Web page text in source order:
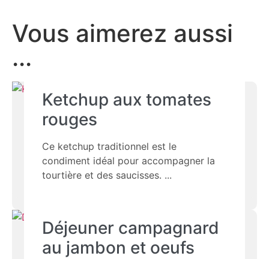
Vous aimerez aussi
...
Ketchup aux tomates
rouges
Ce ketchup traditionnel est le
condiment idéal pour accompagner la
tourtière et des saucisses.
Déjeuner campagnard
au jambon et oeufs